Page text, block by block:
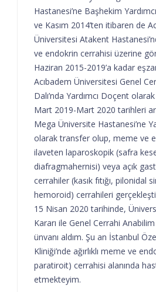
Hastanesi’ne Başhekim
ve Kasım 2014’ten itibaren de
Üniversitesi Atakent
ve endokrin cerrahisi üzerine
Haziran 2015-2019’a kadar
Acıbadem Üniversitesi Genel
Dalı’nda Yardımcı Doçent
Mart 2019-Mart 2020 tarihleri
Mega Üniversite Hastanesi’ne
olarak transfer olup, meme ve
ilaveten laparoskopik (safra
diafragmahernisi) veya açık
cerrahiler (kasık fıtığı, pilonidal
hemoroid) cerrahileri
15 Nisan 2020 tarihinde,
Kararı ile Genel Cerrahi
ünvanı aldım. Şu an İstanbul
Kliniği’nde ağırlıklı meme ve
paratiroit) cerrahisi alanında
etmekteyim.